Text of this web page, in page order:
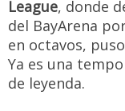
League, donde
del BayArena
en octavos,
Ya es una
de leyenda.